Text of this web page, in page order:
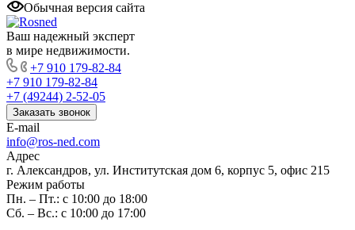
Обычная версия сайта
Ваш надежный эксперт
в мире недвижимости.
+7 910 179-82-84
+7 910 179-82-84
+7 (49244) 2-52-05
Заказать звонок
E-mail
info@ros-ned.com
Адрес
г. Александров, ул. Институтская дом 6, корпус 5, офис 215
Режим работы
Пн. – Пт.: с 10:00 до 18:00
Сб. – Вс.: с 10:00 до 17:00